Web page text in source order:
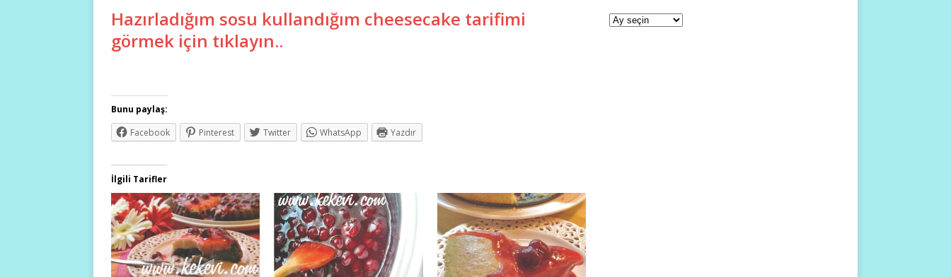
Hazırladığım sosu kullandığım cheesecake tarifimi
görmek için tıklayın..
Bunu paylaş:
Facebook
Pinterest Twitter WhatsApp Yazdır
İlgili Tarifler